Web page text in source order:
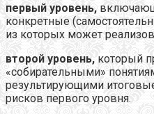
первый уровень,
конкретные
из которых может
второй уровень, который
«собирательными»
результирующими
рисков первого уровня.